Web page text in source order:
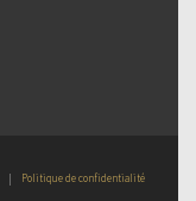
| Politique de confidentialité